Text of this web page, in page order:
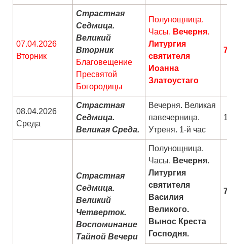
07.04.2026
Вторник
Страстная
Седмица.
Великий
Вторник
Благовещение
Пресвятой
Богородицы
Полунощница.
Часы. Вечерня.
Литургия
святителя
Иоанна
Златоустаго
08.04.2026
Среда
Страстная
Седмица.
Великая Среда.
Вечерня. Великая
павечерница.
Утреня. 1-й час
Страстная
Седмица.
Великий
Четверток.
Воспоминание
Тайной Вечери
Полунощница.
Часы. Вечерня.
Литургия
святителя
Василия
Великого.
Вынос Креста
Господня.